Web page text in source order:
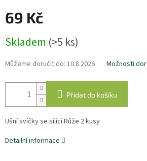
69 Kč
cena:
Skladem (>5 ks)
Můžeme doručit do: 10.8.2026 Možnosti
Přidat do košíku
Ušní svíčky se silicí Růže 2 kusy
Detailní informace